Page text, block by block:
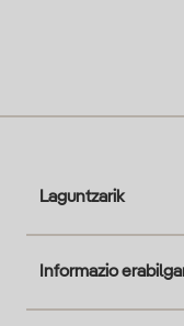
Laguntzarik
Informazio